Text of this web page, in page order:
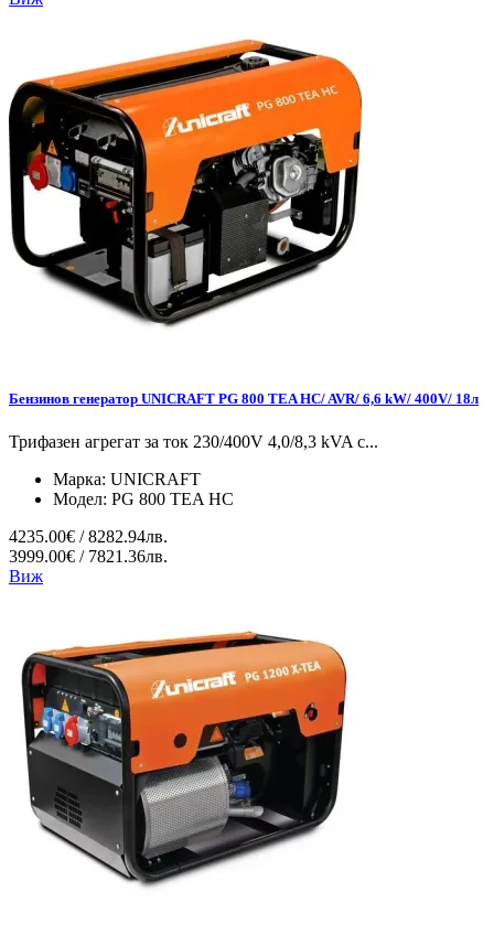
Бензинов генератор UNICRAFT PG 800 TEA HC/ AVR/ 6,6 kW/ 400V/ 18л
Трифазен агрегат за ток 230/400V 4,0/8,3 kVA с...
Марка: UNICRAFT
Модел: PG 800 TEA HC
4235.00€ / 8282.94лв.
3999.00€ / 7821.36лв.
Виж